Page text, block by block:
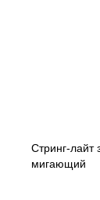
Стринг-
мигающий